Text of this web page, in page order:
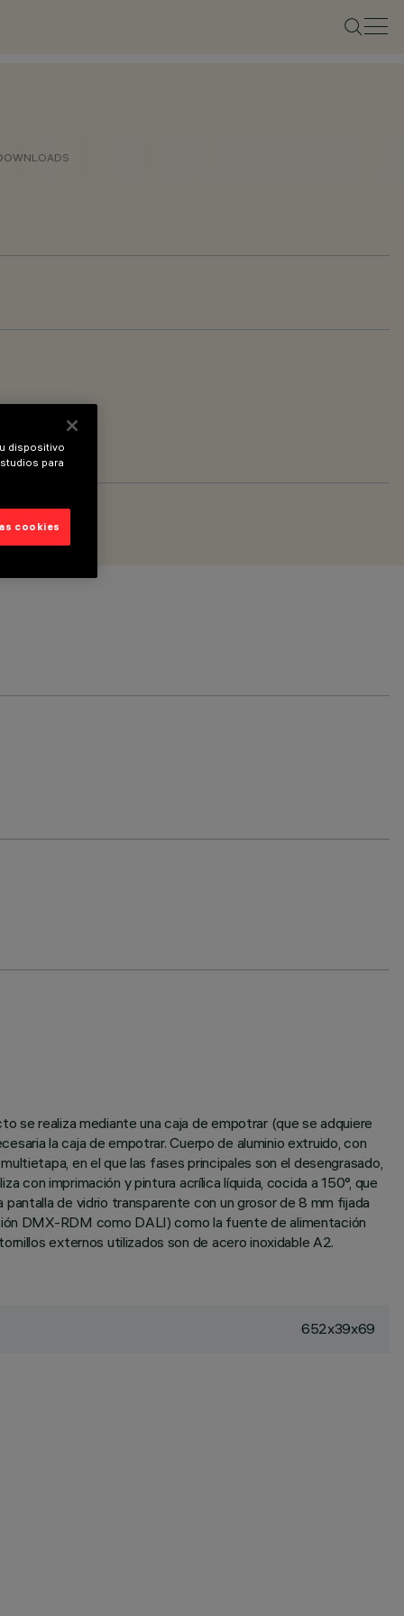
se realiza mediante una caja de empotrar (que se adquiere
la caja de empotrar. Cuerpo de aluminio extruido, con
en el que las fases principales son el desengrasado,
con imprimación y pintura acrílica líquida, cocida a 150°, que
de vidrio transparente con un grosor de 8 mm fijada
DMX-RDM como DALI) como la fuente de alimentación
externos utilizados son de acero inoxidable A2.
652x39x69
dispositivo
para
cookies